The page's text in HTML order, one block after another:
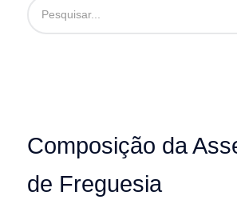
Composição da
de Freguesia